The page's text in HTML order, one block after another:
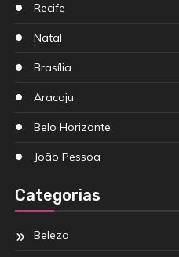
Recife
Natal
Brasília
Aracaju
Belo Horizonte
João Pessoa
Categorias
Beleza